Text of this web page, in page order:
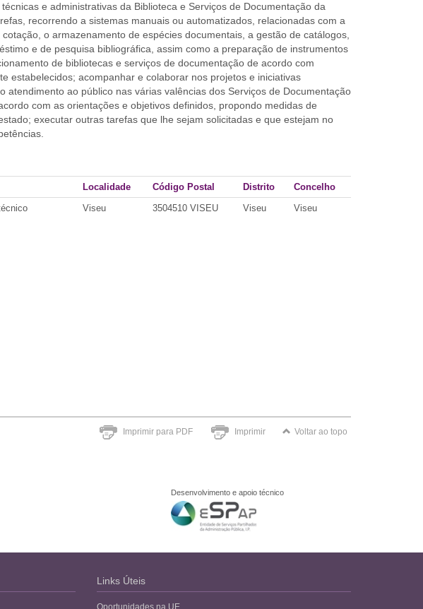
e administrativas da Biblioteca e Serviços de Documentação da
recorrendo a sistemas manuais ou automatizados, relacionadas com a
o armazenamento de espécies documentais, a gestão de catálogos,
e de pesquisa bibliográfica, assim como a preparação de instrumentos
de bibliotecas e serviços de documentação de acordo com
estabelecidos; acompanhar e colaborar nos projetos e iniciativas
atendimento ao público nas várias valências dos Serviços de Documentação
com as orientações e objetivos definidos, propondo medidas de
executar outras tarefas que lhe sejam solicitadas e que estejam no
Localidade Código Postal Distrito
Concelho
Viseu 3504510 VISEU Viseu Viseu
Imprimir para PDF Imprimir Voltar ao topo
Desenvolvimento e apoio técnico
Links Úteis
Oportunidades na UE